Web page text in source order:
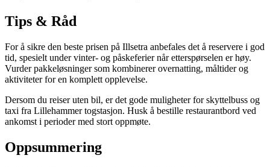
Tips & Råd
For å sikre den beste prisen på Illsetra anbefales det å reservere i god
tid, spesielt under vinter- og påskeferier når etterspørselen er høy.
Vurder pakkeløsninger som kombinerer overnatting, måltider og
aktiviteter for en komplett opplevelse.
Dersom du reiser uten bil, er det gode muligheter for skyttelbuss og
taxi fra Lillehammer togstasjon. Husk å bestille restaurantbord ved
ankomst i perioder med stort oppmøte.
Oppsummering